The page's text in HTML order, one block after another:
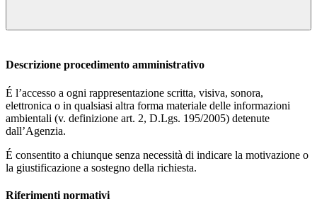
Descrizione procedimento amministrativo
É l’accesso a ogni rappresentazione scritta, visiva, sonora,
elettronica o in qualsiasi altra forma materiale delle informazioni
ambientali (v. definizione art. 2, D.Lgs. 195/2005) detenute
dall’Agenzia.
É consentito a chiunque senza necessità di indicare la motivazione o
la giustificazione a sostegno della richiesta.
Riferimenti normativi